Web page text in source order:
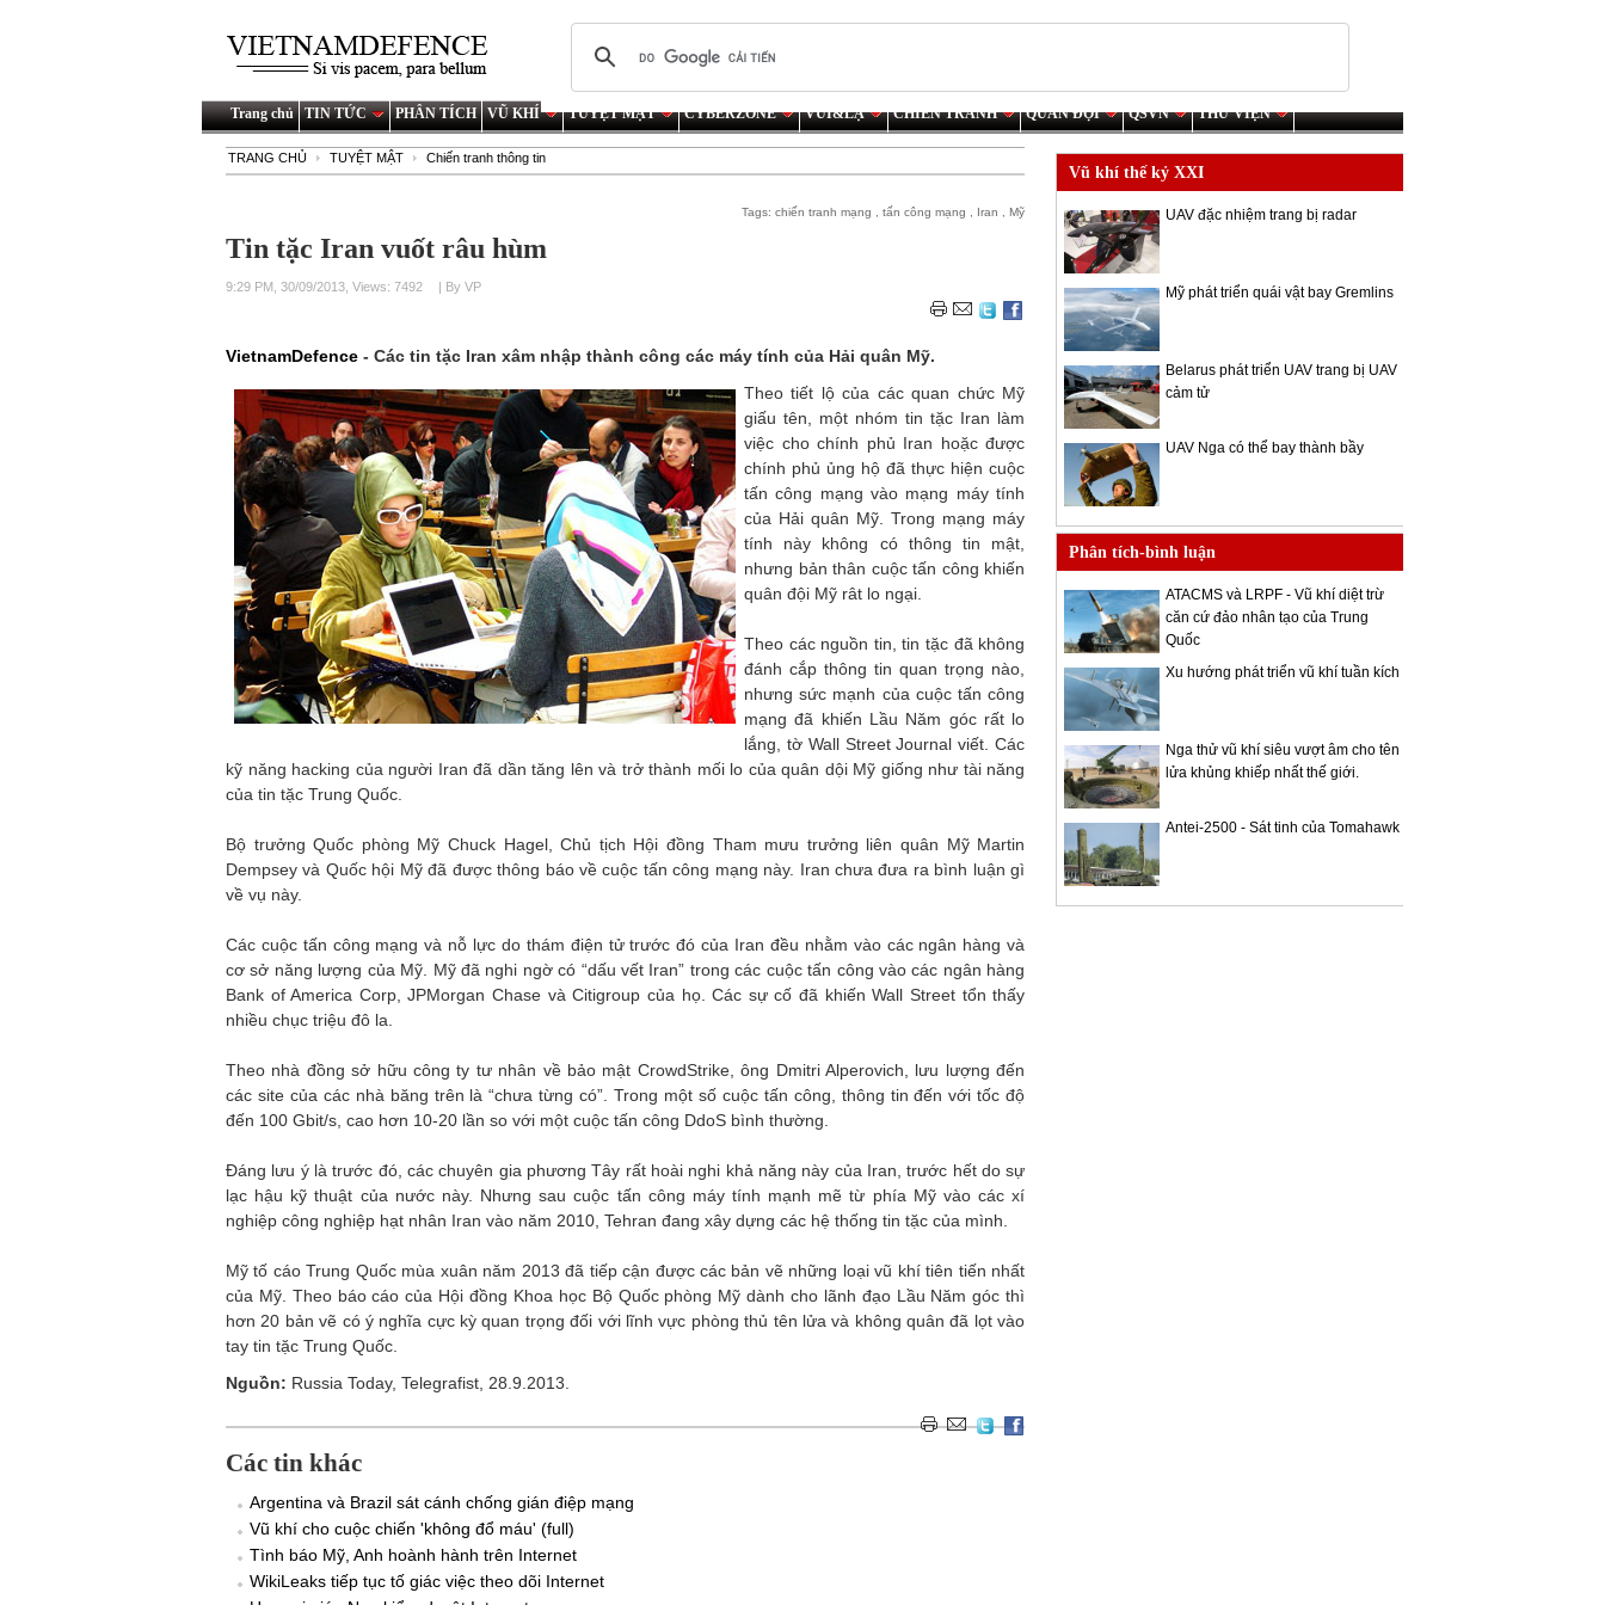
Trang chủ TIN TỨC PHÂN TÍCH VŨ KHÍ TUYỆT MẬT CYBERZONE VUI&LẠ CHIẾN TRANH QUÂN ĐỘI QSVN THƯ VIỆN
TRANG CHỦ TUYỆT MẬT Chiến tranh thông tin
Tags:chiến tranh mạng ,tấn công mạng Iran ,Mỹ
Tin tặc Iran vuốt râu hùm
9:29 PM, 30/09/2013, Views: 7492 | By VP
VietnamDefence - Các tin tặc Iran xâm nhập thành công các máy tính của Hải quân Mỹ.
Theo tiết lộ của các quan chức Mỹ
giấu tên, một nhóm tin tặc Iran làm
việc cho chính phủ Iran hoặc được
chính phủ ủng hộ đã thực hiện cuộc
tấn công mạng vào mạng máy tính
của Hải quân Mỹ. Trong mạng máy
tính này không có thông tin mật,
nhưng bản thân cuộc tấn công khiến
quân đội Mỹ rât lo ngại.
Theo các nguồn tin, tin tặc đã không
đánh cắp thông tin quan trọng nào,
nhưng sức mạnh của cuộc tấn công
mạng đã khiến Lầu Năm góc rất lo
lắng, tờ Wall Street Journal viết. Các
kỹ năng hacking của người Iran đã dần tăng lên và trở thành mối lo của quân dội Mỹ giống như tài năng
của tin tặc Trung Quốc.
Bộ trưởng Quốc phòng Mỹ Chuck Hagel, Chủ tịch Hội đồng Tham mưu trưởng liên quân Mỹ Martin
Dempsey và Quốc hội Mỹ đã được thông báo về cuộc tấn công mạng này. Iran chưa đưa ra bình luận gì
về vụ này.
Các cuộc tấn công mạng và nỗ lực do thám điện tử trước đó của Iran đều nhằm vào các ngân hàng và
cơ sở năng lượng của Mỹ. Mỹ đã nghi ngờ có “dấu vết Iran” trong các cuộc tấn công vào các ngân hàng
Bank of America Corp, JPMorgan Chase và Citigroup của họ. Các sự cố đã khiến Wall Street tổn thấy
nhiều chục triệu đô la.
Theo nhà đồng sở hữu công ty tư nhân về bảo mật CrowdStrike, ông Dmitri Alperovich, lưu lượng đến
các site của các nhà băng trên là “chưa từng có”. Trong một số cuộc tấn công, thông tin đến với tốc độ
đến 100 Gbit/s, cao hơn 10-20 lần so với một cuộc tấn công DdoS bình thường.
Đáng lưu ý là trước đó, các chuyên gia phương Tây rất hoài nghi khả năng này của Iran, trước hết do sự
lạc hậu kỹ thuật của nước này. Nhưng sau cuộc tấn công máy tính mạnh mẽ từ phía Mỹ vào các xí
nghiệp công nghiệp hạt nhân Iran vào năm 2010, Tehran đang xây dựng các hệ thống tin tặc của mình.
Mỹ tố cáo Trung Quốc mùa xuân năm 2013 đã tiếp cận được các bản vẽ những loại vũ khí tiên tiến nhất
của Mỹ. Theo báo cáo của Hội đồng Khoa học Bộ Quốc phòng Mỹ dành cho lãnh đạo Lầu Năm góc thì
hơn 20 bản vẽ có ý nghĩa cực kỳ quan trọng đối với lĩnh vực phòng thủ tên lửa và không quân đã lọt vào
tay tin tặc Trung Quốc.
Nguồn: Russia Today, Telegrafist, 28.9.2013.
Các tin khác
Argentina và Brazil sát cánh chống gián điệp mạng
Vũ khí cho cuộc chiến 'không đổ máu' (full)
Tình báo Mỹ, Anh hoành hành trên Internet
WikiLeaks tiếp tục tố giác việc theo dõi Internet
Vũ khí thế kỷ XXI
UAV đặc nhiệm trang bị radar
Mỹ phát triển quái vật bay Gremlins
Belarus phát triển UAV trang bị UAV
cảm tử
UAV Nga có thể bay thành bầy
Phân tích-bình luận
ATACMS và LRPF - Vũ khí diệt trừ
căn cứ đảo nhân tạo của Trung
Quốc
Xu hướng phát triển vũ khí tuần kích
Nga thử vũ khí siêu vượt âm cho tên
lửa khủng khiếp nhất thế giới.
Antei-2500 - Sát tinh của Tomahawk